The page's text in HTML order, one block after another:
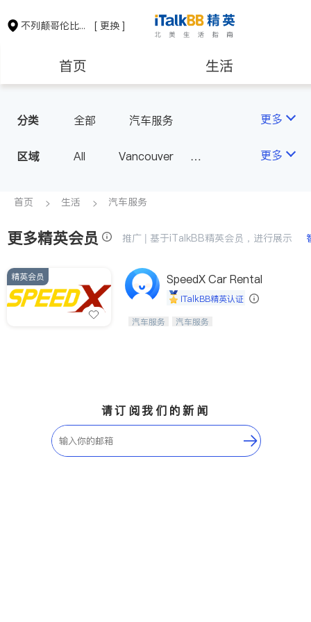
不列颠哥伦比亚省 [ 更换 ]
首页 生活
保险理财
会计师
分类 全部 汽车服务 更多
区域 All
Vancouver
Surrey
Coquitlam
Port Coquitlam
Victoria
New Westminster
Langley
Port Moody
Maple Ridge
Kelowna
更多
首页 生活 汽车服务
更多精英会员 推广 | 基于iTalkBB精英会员，进行展示
精英会员 SpeedX Car Rental
iTalkBB精英认证
【SpeedX私家车代理租赁】出租您的
汽车服务 汽车服务
请订阅我们的新闻